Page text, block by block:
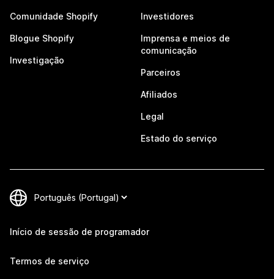
Comunidade Shopify
Blogue Shopify
Investigação
Investidores
Imprensa e meios de
comunicação
Parceiros
Afiliados
Legal
Estado do serviço
Início de sessão de programador
Termos de serviço